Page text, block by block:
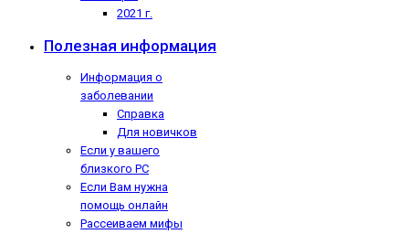
2021 г.
Полезная информация
Информация о
заболевании
Справка
Для новичков
Если у вашего
близкого РС
Если Вам нужна
помощь онлайн
Рассеиваем мифы